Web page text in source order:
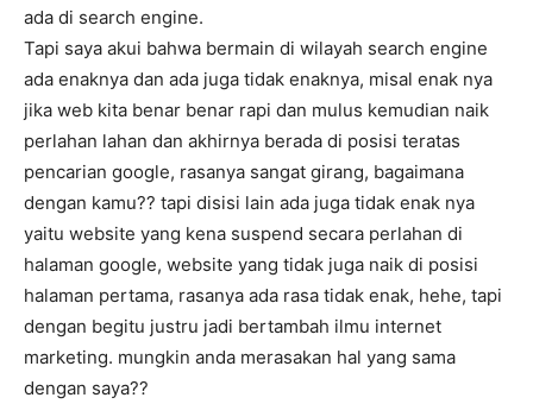
ada di search engine.
Tapi saya akui bahwa bermain di wilayah search engine
ada enaknya dan ada juga tidak enaknya, misal enak nya
jika web kita benar benar rapi dan mulus kemudian naik
perlahan lahan dan akhirnya berada di posisi teratas
pencarian google, rasanya sangat girang, bagaimana
dengan kamu?? tapi disisi lain ada juga tidak enak nya
yaitu website yang kena suspend secara perlahan di
halaman google, website yang tidak juga naik di posisi
halaman pertama, rasanya ada rasa tidak enak, hehe, tapi
dengan begitu justru jadi bertambah ilmu internet
marketing. mungkin anda merasakan hal yang sama
dengan saya??